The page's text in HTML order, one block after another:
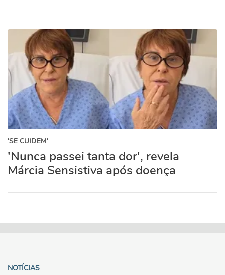
'SE CUIDEM'
'Nunca passei tanta dor', revela
Márcia Sensistiva após doença
NOTÍCIAS